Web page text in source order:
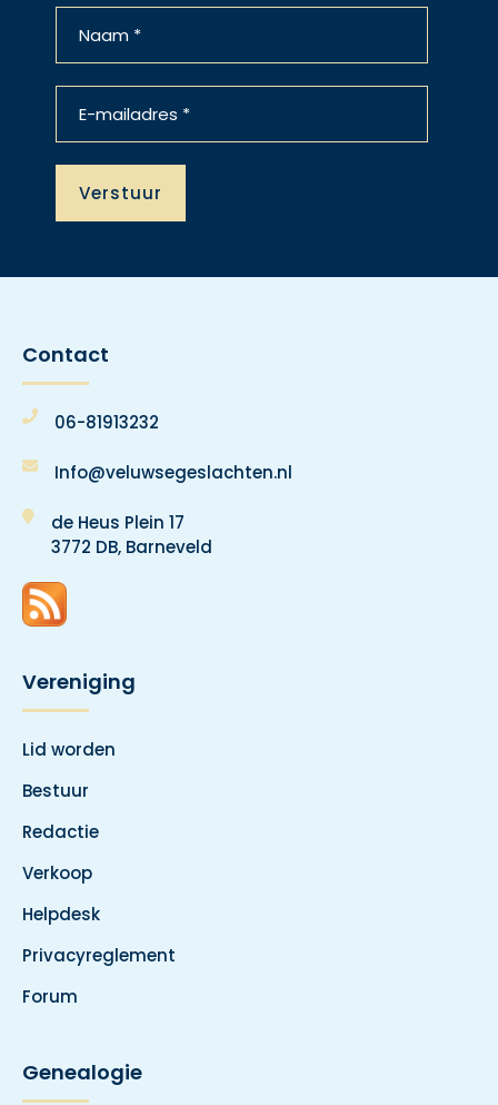
Contact
06-81913232
Info@veluwsegeslachten.nl
de Heus Plein 17
3772 DB, Barneveld
Vereniging
Lid worden
Bestuur
Redactie
Verkoop
Helpdesk
Privacyreglement
Forum
Genealogie